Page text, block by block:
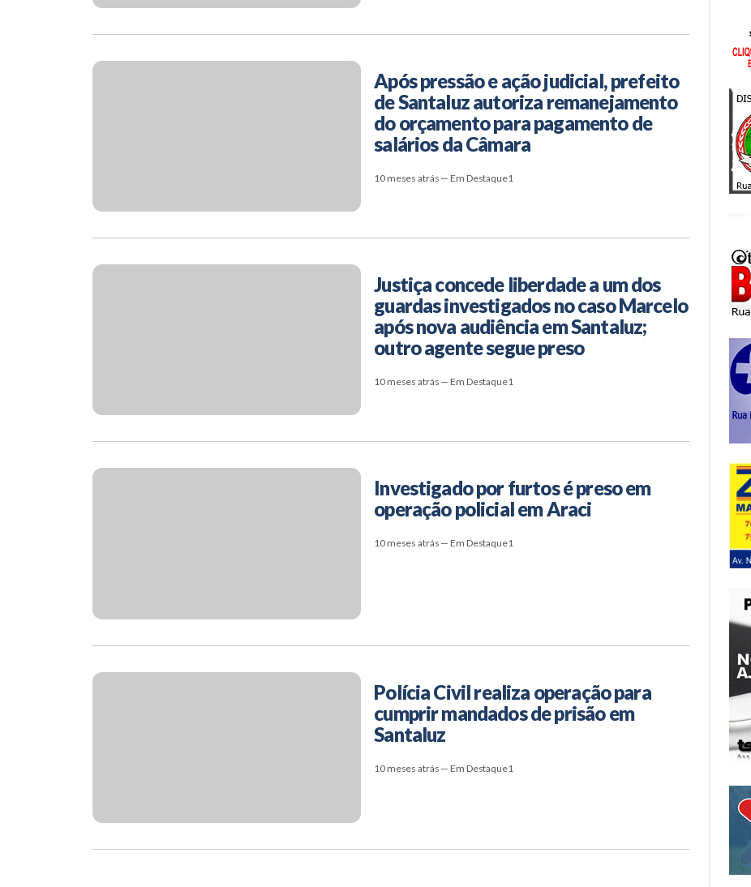
Após pressão e ação judicial, prefeito
de Santaluz autoriza remanejamento
do orçamento para pagamento de
salários da Câmara
10 meses atrás — Em Destaque1
Justiça concede liberdade a um dos
guardas investigados no caso Marcelo
após nova audiência em Santaluz;
outro agente segue preso
10 meses atrás — Em Destaque1
Investigado por furtos é preso em
operação policial em Araci
10 meses atrás — Em Destaque1
Polícia Civil realiza operação para
cumprir mandados de prisão em
Santaluz
10 meses atrás — Em Destaque1